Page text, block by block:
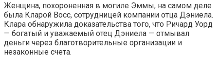
Женщина, похороненная в могиле Эммы, на самом деле
была Кларой Восс, сотрудницей компании отца Дэниела.
Клара обнаружила доказательства того, что Ричард Уорд
— богатый и уважаемый отец Дэниела — отмывал
деньги через благотворительные организации и
незаконные счета.